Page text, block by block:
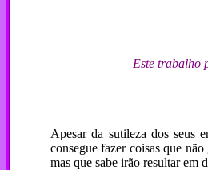
Este trabalho
Apesar da sutileza dos seus
consegue fazer coisas que
mas que sabe irão resultar em